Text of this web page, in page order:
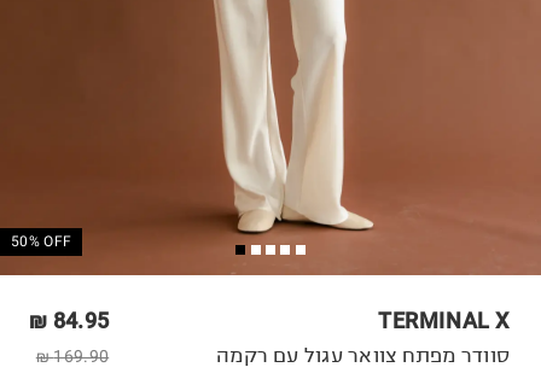
50% OFF
TERMINAL X
84.95 ₪
169.90 ₪ סוודר מפתח צוואר עגול עם רקמה